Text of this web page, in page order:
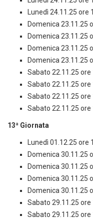
Lunedì 24.11.25
Domenica 23.11.25
Domenica 23.11.25
Domenica 23.11.25
Domenica 23.11.25
Sabato 22.11.25
Sabato 22.11.25 ore
Sabato 22.11.25
Sabato 22.11.25 ore
13ª Giornata
Lunedì 01.12.25
Domenica 30.11.25
Domenica 30.11.25
Domenica 30.11.25
Domenica 30.11.25
Sabato 29.11.25 ore
Sabato 29.11.25 ore